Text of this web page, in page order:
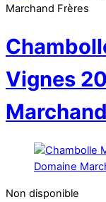
Marchand Frères
Vignes
Non disponible